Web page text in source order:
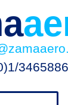
3465886